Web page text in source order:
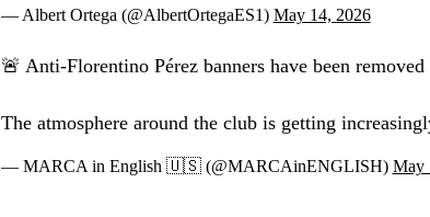
— Albert Ortega (@AlbertOrtegaES1) May 14, 2026
🚨 Anti-Florentino Pérez banners have been
The atmosphere around the club is getting
— MARCA in English 🇺🇸 (@MARCAinENGLISH) May